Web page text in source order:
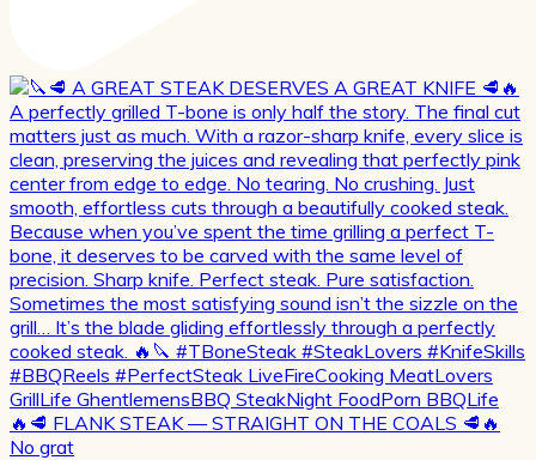
🔥🥩 FLANK STEAK — STRAIGHT ON THE COALS 🥩🔥
No grat